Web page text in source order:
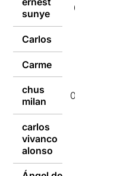
sunye
05/02/2018
Carlos
Carme
chus
milan
05/02/2018
carlos
vivanco
alonso